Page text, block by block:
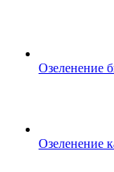
Озеленение
Озеленение